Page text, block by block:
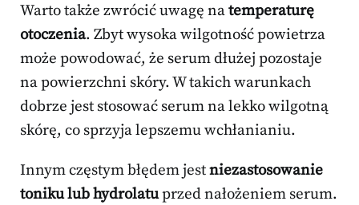
Warto także zwrócić uwagę natemperaturę
otoczenia. Zbyt wysoka wilgotność powietrza
może powodować, że serum dłużej pozostaje
na powierzchni skóry. W takich warunkach
dobrze jest stosować serum na lekko wilgotną
skórę, co sprzyja lepszemu wchłanianiu.
Innym częstym błędem jestniezastosowanie
toniku lub hydrolatuprzed nałożeniem serum.